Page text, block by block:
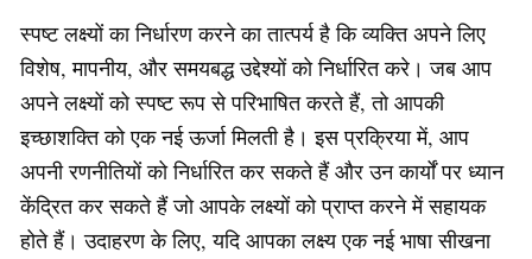
स्पष्ट लक्ष्यों का निर्धारण करने का तात्पर्य है कि व्यक्ति अपने लिए
विशेष, मापनीय, और समयबद्ध उद्देश्यों को निर्धारित करे। जब आप
अपने लक्ष्यों को स्पष्ट रूप से परिभाषित करते हैं, तो आपकी
इच्छाशक्ति को एक नई ऊर्जा मिलती है। इस प्रक्रिया में, आप
अपनी रणनीतियों को निर्धारित कर सकते हैं और उन कार्यों पर ध्यान
केंद्रित कर सकते हैं जो आपके लक्ष्यों को प्राप्त करने में सहायक
होते हैं। उदाहरण के लिए, यदि आपका लक्ष्य एक नई भाषा सीखना